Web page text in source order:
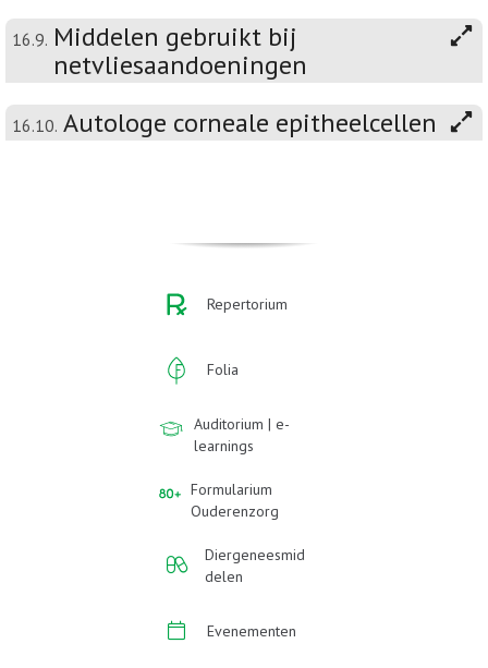
16.9. Middelen gebruikt bij
netvliesaandoeningen
16.10. Autologe corneale epitheelcellen
Repertorium
Folia
Auditorium | e-
learnings
Formularium
Ouderenzorg
Diergeneesmid
delen
Evenementen